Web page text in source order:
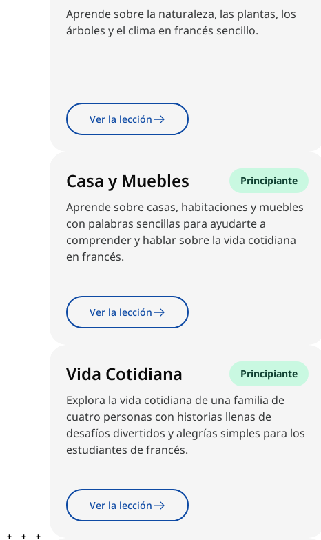
Aprende sobre la naturaleza, las plantas, los
árboles y el clima en francés sencillo.
Ver la lección
Casa y Muebles Principiante
Aprende sobre casas, habitaciones y muebles
con palabras sencillas para ayudarte a
comprender y hablar sobre la vida cotidiana
en francés.
Ver la lección
Vida Cotidiana Principiante
Explora la vida cotidiana de una familia de
cuatro personas con historias llenas de
desafíos divertidos y alegrías simples para los
estudiantes de francés.
Ver la lección